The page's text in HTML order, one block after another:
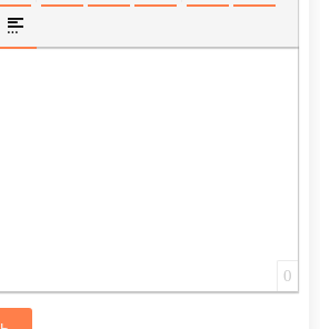
ВЫРАВНИВАНИЕ
НУМЕРОВАННЫЙ СПИСОК
МАРКИРОВАННЫЙ
ВСТАВИТЬ
ТЕКСТА
ЦИТАТЫСПОЙЛЕРА
0